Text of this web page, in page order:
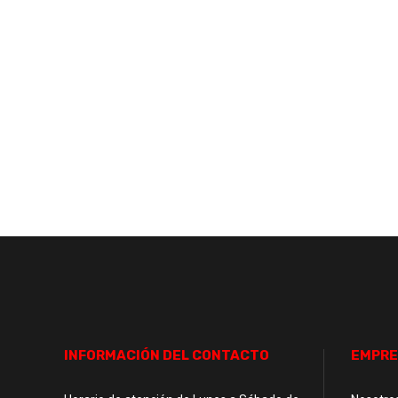
INFORMACIÓN DEL CONTACTO